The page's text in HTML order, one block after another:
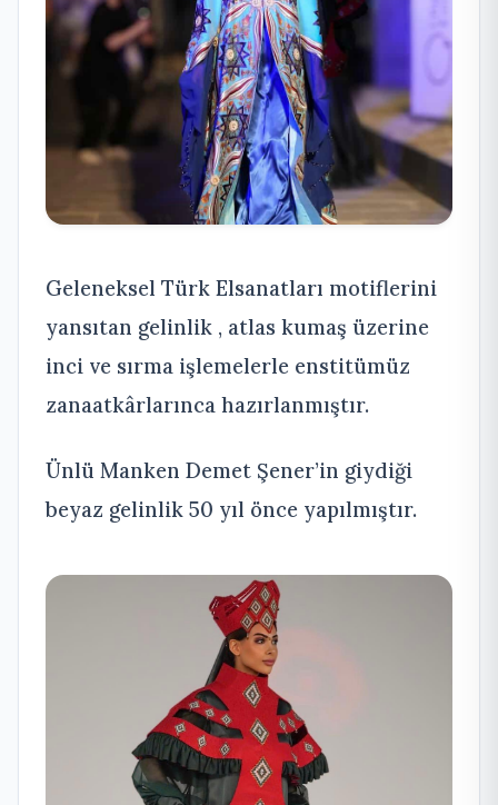
Geleneksel Türk Elsanatları motiflerini
yansıtan gelinlik , atlas kumaş üzerine
inci ve sırma işlemelerle enstitümüz
zanaatkârlarınca hazırlanmıştır.
Ünlü Manken Demet Şener’in giydiği
beyaz gelinlik 50 yıl önce yapılmıştır.